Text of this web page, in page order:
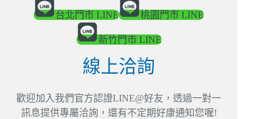
台北門市 LINE 桃園門市 LINE
新竹門市 LINE
線上洽詢
歡迎加入我們官方認證LINE@好友，透過一對一
訊息提供專屬洽詢，還有不定期好康通知您喔!